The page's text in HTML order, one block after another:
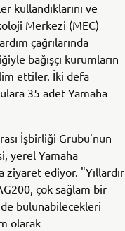
kullandıklarını ve
Merkezi (MEC)
çağrılarında
bağışçı kurumların
ettiler. İki defa
35 adet Yamaha
İşbirliği Grubu'nun
yerel Yamaha
ediyor. "Yıllardır
çok sağlam bir
bulunabilecekleri
olarak